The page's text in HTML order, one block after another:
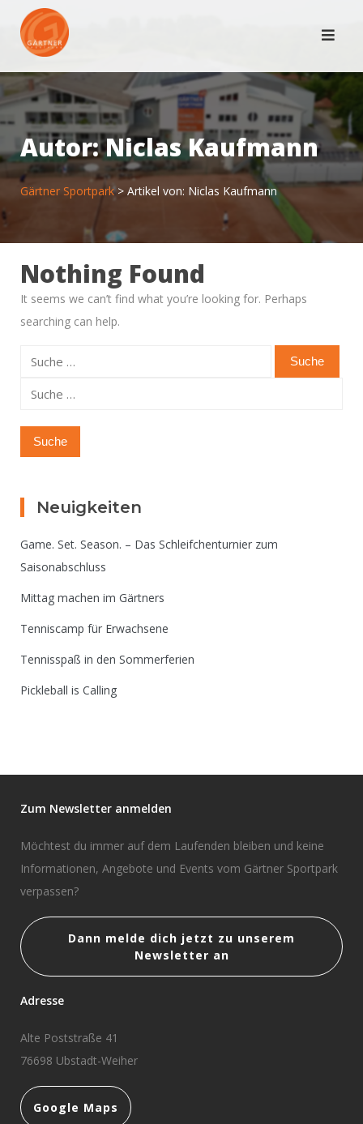
content
Autor:Niclas Kaufmann
Gärtner Sportpark> Artikel von: Niclas Kaufmann
Nothing Found
It seems we can’t find what you’re looking for. Perhaps
searching can help.
Suche
Suche
Neuigkeiten
Game. Set. Season. – Das Schleifchenturnier zum
Saisonabschluss
Mittag machen im Gärtners
Tenniscamp für Erwachsene
Tennisspaß in den Sommerferien
Pickleball is Calling
Zum Newsletter anmelden
Möchtest du immer auf dem Laufenden bleiben und keine
Informationen, Angebote und Events vom Gärtner Sportpark
verpassen?
Dann melde dich jetzt zu unserem
Newsletter an
Adresse
Alte Poststraße 41
76698 Ubstadt-Weiher
Google Maps